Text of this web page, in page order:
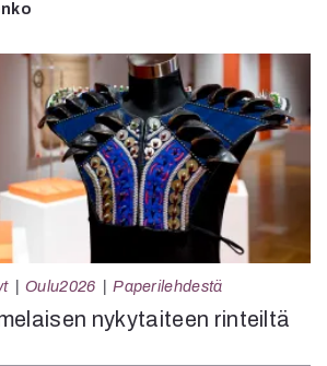
Oulu2026 Paperilehdestä
nykytaiteen rinteiltä